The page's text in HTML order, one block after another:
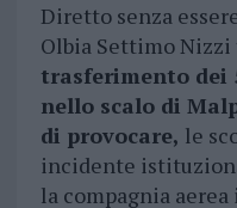
Diretto senza
Olbia Settimo Nizzi
trasferimento dei
nello scalo di
di provocare, le
incidente
la compagnia